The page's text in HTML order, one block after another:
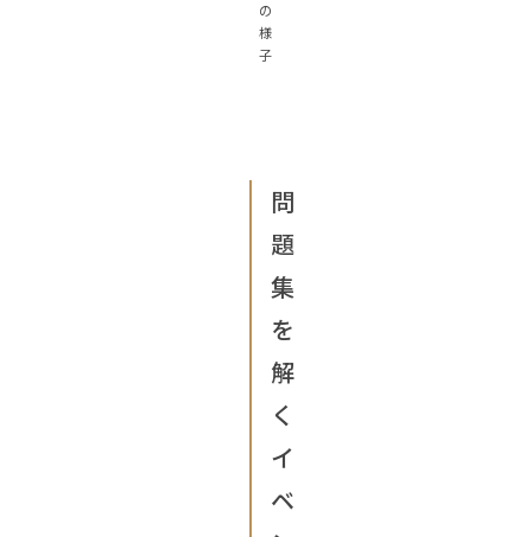
の
様
子
問
題
集
を
解
く
イ
ベ